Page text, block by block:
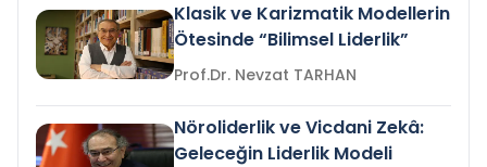
Klasik ve Karizmatik Modellerin
Ötesinde “Bilimsel Liderlik”
Prof.Dr. Nevzat TARHAN
Nöroliderlik ve Vicdani Zekâ:
Geleceğin Liderlik Modeli